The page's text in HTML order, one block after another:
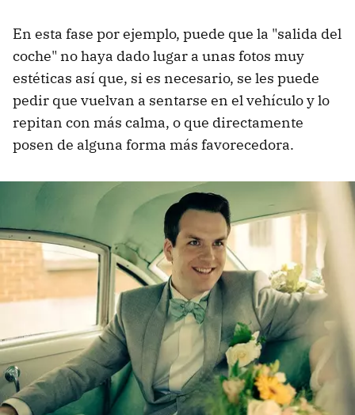
En esta fase por ejemplo, puede que la "salida del
coche" no haya dado lugar a unas fotos muy
estéticas así que, si es necesario, se les puede
pedir que vuelvan a sentarse en el vehículo y lo
repitan con más calma, o que directamente
posen de alguna forma más favorecedora.